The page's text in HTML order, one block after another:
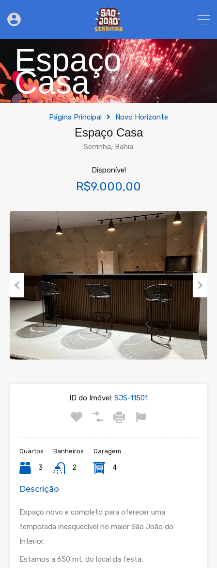
Espaço
Casa
Página Principal Novo Horizonte
Espaço Casa
Serrinha, Bahia
Disponível
R$9.000,00
Previous Next
ID do Imóvel: SJS-11501
Quartos
3
Banheiros
2
Garagem
4
Descrição
Espaço novo e completo para oferecer uma
temporada inesquecível no maior São João do
Interior.
Estamos a 650 mt. do local da festa.